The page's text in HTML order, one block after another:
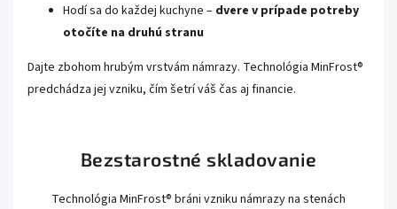
Hodí sa do každej kuchyne – dvere v prípade potreby
otočíte na druhú stranu
Dajte zbohom hrubým vrstvám námrazy. Technológia MinFrost®
predchádza jej vzniku, čím šetrí váš čas aj financie.
Bezstarostné skladovanie
Technológia MinFrost® bráni vzniku námrazy na stenách